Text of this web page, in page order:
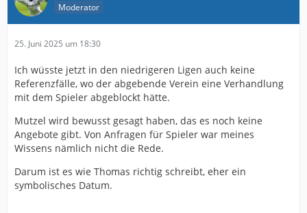
Moderator
25. Juni 2025 um 18:30
Ich wüsste jetzt in den niedrigeren Ligen auch keine
Referenzfälle, wo der abgebende Verein eine Verhandlung
mit dem Spieler abgeblockt hätte.
Mutzel wird bewusst gesagt haben, das es noch keine
Angebote gibt. Von Anfragen für Spieler war meines
Wissens nämlich nicht die Rede.
Darum ist es wie Thomas richtig schreibt, eher ein
symbolisches Datum.